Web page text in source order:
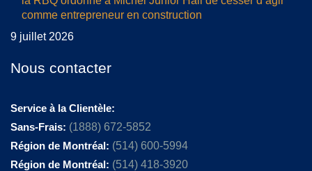
comme entrepreneur en construction
9 juillet 2026
Nous contacter
Service à la Clientèle:
Sans-Frais: (1888) 672-5852
Région de Montréal: (514) 600-5994
Région de Montréal: (514) 418-3920